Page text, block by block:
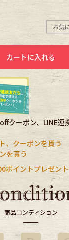
アクセサリーから
Stall
Shoes
お気
カートに入れる
クーポン、LINE
、クーポンを貰う
を貰う
ポイントプレゼント
商品コンディション